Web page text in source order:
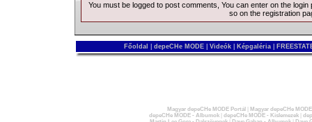
You must be logged to post comments, You can enter on the login
so on the registration
Főoldal depeCHe MODE Videók Képgaléria
Magyar depeCHe MODE Portál
Magyar depeCHe
depeCHe MODE - Albumok| depeCHe MODE - Kislemezek|